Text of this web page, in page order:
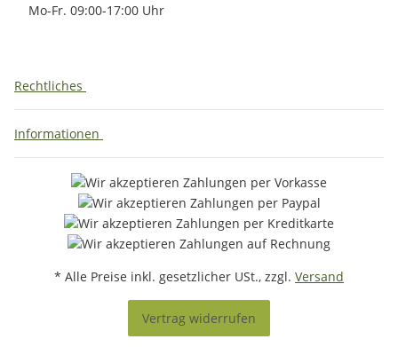
Mo-Fr. 09:00-17:00 Uhr
Rechtliches
Informationen
* Alle Preise inkl. gesetzlicher USt., zzgl. Versand
Vertrag widerrufen